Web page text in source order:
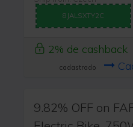
8JALSXTY2C
2% de cashback
cadastrado
9.82% OFF on